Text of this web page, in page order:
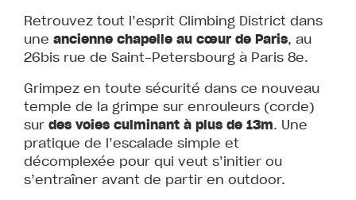
Retrouvez tout l’esprit Climbing District dans
une ancienne chapelle au cœur de Paris, au
26bis rue de Saint-Petersbourg à Paris 8e.
Grimpez en toute sécurité dans ce nouveau
temple de la grimpe sur enrouleurs (corde)
sur des voies culminant à plus de 13m. Une
pratique de l’escalade simple et
décomplexée pour qui veut s’initier ou
s’entraîner avant de partir en outdoor.